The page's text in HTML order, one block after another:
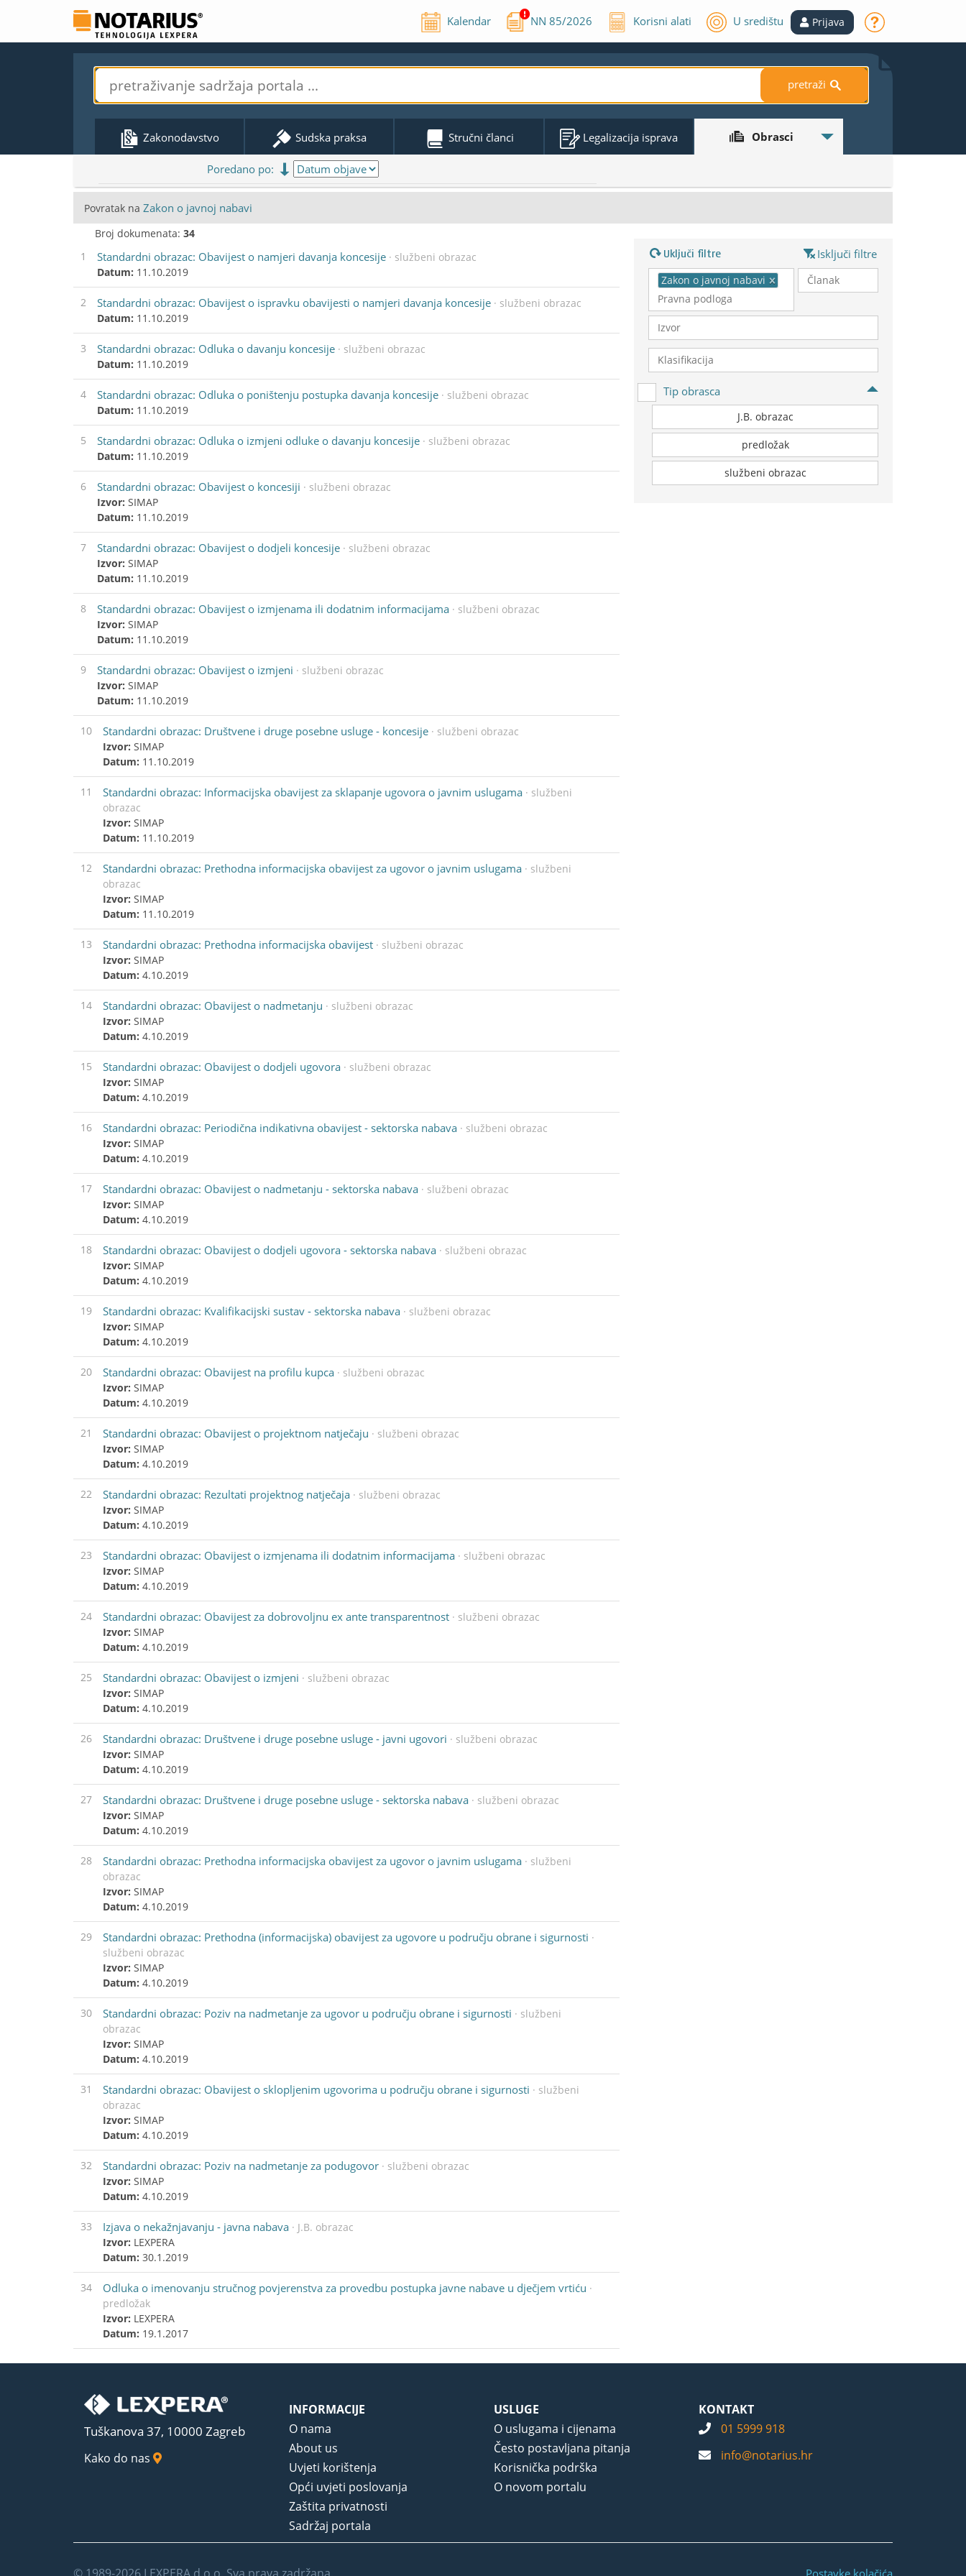
Kalendar NN85/2026 Korisni alati U središtu Prijava
pretraži S
Zakonodavstvo Sudska praksa Stručni članci Legalizacija isprava Obrasci
Poredano po:
Povratak na Zakon o javnoj nabavi
Broj dokumenata: 34
1
Standardni obrazac: Obavijest o namjeri davanja koncesije · službeni obrazac
Datum: 11.10.2019
2 Standardni obrazac: Obavijest o ispravku obavijesti o namjeri davanja koncesije · službeni obrazac
Datum: 11.10.2019
3 Standardni obrazac: Odluka o davanju koncesije · službeni obrazac
Datum: 11.10.2019
4 Standardni obrazac: Odluka o poništenju postupka davanja koncesije · službeni obrazac
Datum: 11.10.2019
5 Standardni obrazac: Odluka o izmjeni odluke o davanju koncesije · službeni obrazac
Datum: 11.10.2019
6 Standardni obrazac: Obavijest o koncesiji · službeni obrazac
Izvor: SIMAP
Datum: 11.10.2019
7 Standardni obrazac: Obavijest o dodjeli koncesije · službeni obrazac
Izvor: SIMAP
Datum: 11.10.2019
8 Standardni obrazac: Obavijest o izmjenama ili dodatnim informacijama · službeni obrazac
Izvor: SIMAP
Datum: 11.10.2019
9 Standardni obrazac: Obavijest o izmjeni · službeni obrazac
Izvor: SIMAP
Datum: 11.10.2019
10 Standardni obrazac: Društvene i druge posebne usluge - koncesije · službeni obrazac
Izvor: SIMAP
Datum: 11.10.2019
11 Standardni obrazac: Informacijska obavijest za sklapanje ugovora o javnim uslugama · službeni
obrazac
Izvor: SIMAP
Datum: 11.10.2019
12 Standardni obrazac: Prethodna informacijska obavijest za ugovor o javnim uslugama · službeni
obrazac
Izvor: SIMAP
Datum: 11.10.2019
13 Standardni obrazac: Prethodna informacijska obavijest · službeni obrazac
Izvor: SIMAP
Datum: 4.10.2019
14 Standardni obrazac: Obavijest o nadmetanju · službeni obrazac
Izvor: SIMAP
Datum: 4.10.2019
15 Standardni obrazac: Obavijest o dodjeli ugovora · službeni obrazac
Izvor: SIMAP
Datum: 4.10.2019
16 Standardni obrazac: Periodična indikativna obavijest - sektorska nabava · službeni obrazac
Izvor: SIMAP
Datum: 4.10.2019
17 Standardni obrazac: Obavijest o nadmetanju - sektorska nabava · službeni obrazac
Izvor: SIMAP
Datum: 4.10.2019
18 Standardni obrazac: Obavijest o dodjeli ugovora - sektorska nabava · službeni obrazac
Izvor: SIMAP
Datum: 4.10.2019
19 Standardni obrazac: Kvalifikacijski sustav - sektorska nabava · službeni obrazac
Izvor: SIMAP
Datum: 4.10.2019
20 Standardni obrazac: Obavijest na profilu kupca · službeni obrazac
Izvor: SIMAP
Datum: 4.10.2019
21 Standardni obrazac: Obavijest o projektnom natječaju · službeni obrazac
Izvor: SIMAP
Datum: 4.10.2019
22 Standardni obrazac: Rezultati projektnog natječaja · službeni obrazac
Izvor: SIMAP
Datum: 4.10.2019
23 Standardni obrazac: Obavijest o izmjenama ili dodatnim informacijama · službeni obrazac
Izvor: SIMAP
Datum: 4.10.2019
24 Standardni obrazac: Obavijest za dobrovoljnu ex ante transparentnost · službeni obrazac
Izvor: SIMAP
Datum: 4.10.2019
25 Standardni obrazac: Obavijest o izmjeni · službeni obrazac
Izvor: SIMAP
Datum: 4.10.2019
26 Standardni obrazac: Društvene i druge posebne usluge - javni ugovori · službeni obrazac
Izvor: SIMAP
Datum: 4.10.2019
27 Standardni obrazac: Društvene i druge posebne usluge - sektorska nabava · službeni obrazac
Izvor: SIMAP
Datum: 4.10.2019
28 Standardni obrazac: Prethodna informacijska obavijest za ugovor o javnim uslugama · službeni
obrazac
Izvor: SIMAP
Datum: 4.10.2019
29 Standardni obrazac: Prethodna (informacijska) obavijest za ugovore u području obrane i sigurnosti ·
službeni obrazac
Izvor: SIMAP
Datum: 4.10.2019
30 Standardni obrazac: Poziv na nadmetanje za ugovor u području obrane i sigurnosti · službeni
obrazac
Izvor: SIMAP
Datum: 4.10.2019
31 Standardni obrazac: Obavijest o sklopljenim ugovorima u području obrane i sigurnosti · službeni
obrazac
Izvor: SIMAP
Datum: 4.10.2019
32 Standardni obrazac: Poziv na nadmetanje za podugovor · službeni obrazac
Izvor: SIMAP
Datum: 4.10.2019
33 Izjava o nekažnjavanju - javna nabava · J.B. obrazac
Izvor: LEXPERA
Datum: 30.1.2019
34 Odluka o imenovanju stručnog povjerenstva za provedbu postupka javne nabave u dječjem vrtiću ·
predložak
Izvor: LEXPERA
Datum: 19.1.2017
Uključi filtre Isključi filtre
Zakon o javnoj nabavi ×
Tip obrasca
J.B. obrazac
predložak
službeni obrazac
Tuškanova 37, 10000 Zagreb
Kako do nas
INFORMACIJE
O nama
About us
Uvjeti korištenja
Opći uvjeti poslovanja
Zaštita privatnosti
Sadržaj portala
USLUGE
O uslugama i cijenama
Često postavljana pitanja
Korisnička podrška
O novom portalu
KONTAKT
01 5999 918
info@notarius.hr
© 1989-2026 LEXPERA d.o.o. Sva prava zadržana. Postavke kolačića